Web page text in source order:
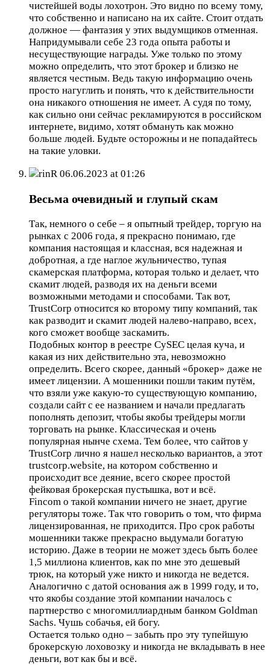
чистейшей воды лохотрон. Это видно по всему тому,
что собственно и написано на их сайте. Стоит отдать
должное — фантазия у этих выдумщиков отменная.
Напридумывали себе 23 года опыта работы и
несуществующие награды. Уже только по этому
можно определить, что этот брокер и близко не
является честным. Ведь такую информацию очень
просто нагуглить и понять, что к действительности
она никакого отношения не имеет. А судя по тому,
как сильно они сейчас рекламируются в российском
интернете, видимо, хотят обмануть как можно
больше людей. Будьте осторожны и не попадайтесь
на такие уловки.
rinR06.06.2023 at 01:26
Весьма очевидный и глупый скам
Так, немного о себе – я опытный трейдер, торгую на
рынках с 2006 года, я прекрасно понимаю, где
компания настоящая и классная, вся надежная и
добротная, а где наглое жульничество, тупая
скамерская платформа, которая только и делает, что
скамит людей, разводя их на деньги всеми
возможными методами и способами. Так вот,
TrustCorp относится ко второму типу компаний, так
как разводит и скамит людей налево-направо, всех,
кого сможет вообще заскамить.
Подобных контор в реестре CySEC целая куча, и
какая из них действительно эта, невозможно
определить. Всего скорее, данный «брокер» даже не
имеет лицензии. А мошенники пошли таким путём,
что взяли уже какую-то существующую компанию,
создали сайт с ее названием и начали предлагать
пополнять депозит, чтобы якобы трейдеры могли
торговать на рынке. Классическая и очень
популярная нынче схема. Тем более, что сайтов у
TrustCorp лично я нашел несколько вариантов, а этот
trustcorp.website, на котором собственно и
происходит все деяние, всего скорее простой
фейковая брокерская пустышка, вот и всё.
Fincom о такой компании ничего не знает, другие
регуляторы тоже. Так что говорить о том, что фирма
лицензированная, не приходится. Про срок работы
мошенники также прекрасно выдумали богатую
историю. Даже в теории не может здесь быть более
1,5 миллиона клиентов, как по мне это дешевый
трюк, на который уже никто и никогда не ведется.
Аналогично с датой основания аж в 1999 году, и то,
что якобы создание этой компании началось с
партнерство с многомиллиардным банком Goldman
Sachs. Чушь собачья, ей богу.
Остается только одно – забыть про эту тупейшую
брокерскую лоховозку и никогда не вкладывать в нее
деньги, вот как бы и всё.